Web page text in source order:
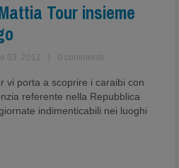
Tour insieme
03, 2012 0 comments
vi porta a scoprire i caraibi con
referente nella Repubblica
indimenticabili nei luoghi